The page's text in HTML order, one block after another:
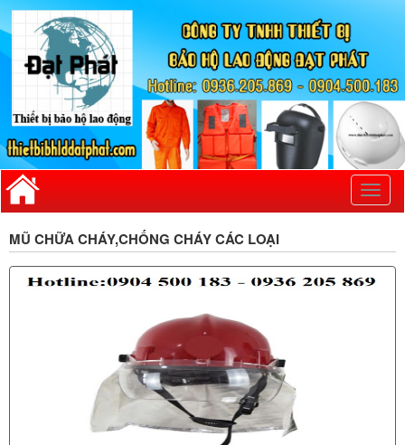
MŨ CHỮA CHÁY,CHỐNG CHÁY CÁC LOẠI